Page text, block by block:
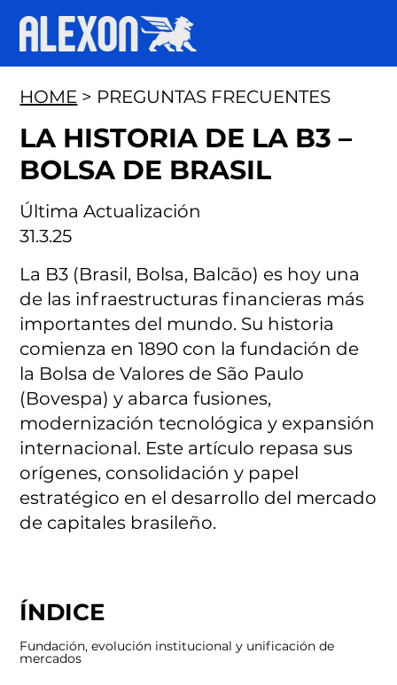
ÍNDICE
Fundación, evolución institucional y unificación de
mercados
Última Actualización
31.3.25
HOME > PREGUNTAS FRECUENTES
LA HISTORIA DE LA B3 –
BOLSA DE BRASIL
La B3 (Brasil, Bolsa, Balcão) es hoy una
de las infraestructuras financieras más
importantes del mundo. Su historia
comienza en 1890 con la fundación de
la Bolsa de Valores de São Paulo
(Bovespa) y abarca fusiones,
modernización tecnológica y expansión
internacional. Este artículo repasa sus
orígenes, consolidación y papel
estratégico en el desarrollo del mercado
de capitales brasileño.